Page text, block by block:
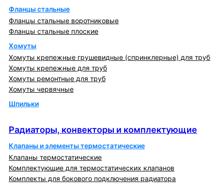
Фланцы стальные
Фланцы стальные воротниковые
Фланцы стальные плоские
Хомуты
Хомуты крепежные грушевидные (спринклерные) для труб
Хомуты крепежные для труб
Хомуты ремонтные для труб
Хомуты червячные
Шпильки
Радиаторы, конвекторы и комплектующие
Клапаны и элементы термостатические
Клапаны термостатические
Комплектующие для термостатических клапанов
Комплекты для бокового подключения радиатора